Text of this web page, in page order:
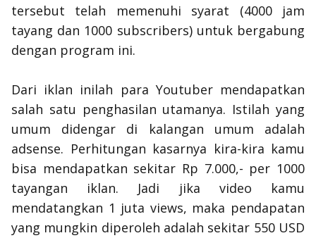
tersebut telah memenuhi syarat (4000 jam
tayang dan 1000 subscribers) untuk bergabung
dengan program ini.
Dari iklan inilah para Youtuber mendapatkan
salah satu penghasilan utamanya. Istilah yang
umum didengar di kalangan umum adalah
adsense. Perhitungan kasarnya kira-kira kamu
bisa mendapatkan sekitar Rp 7.000,- per 1000
tayangan iklan. Jadi jika video kamu
mendatangkan 1 juta views, maka pendapatan
yang mungkin diperoleh adalah sekitar 550 USD